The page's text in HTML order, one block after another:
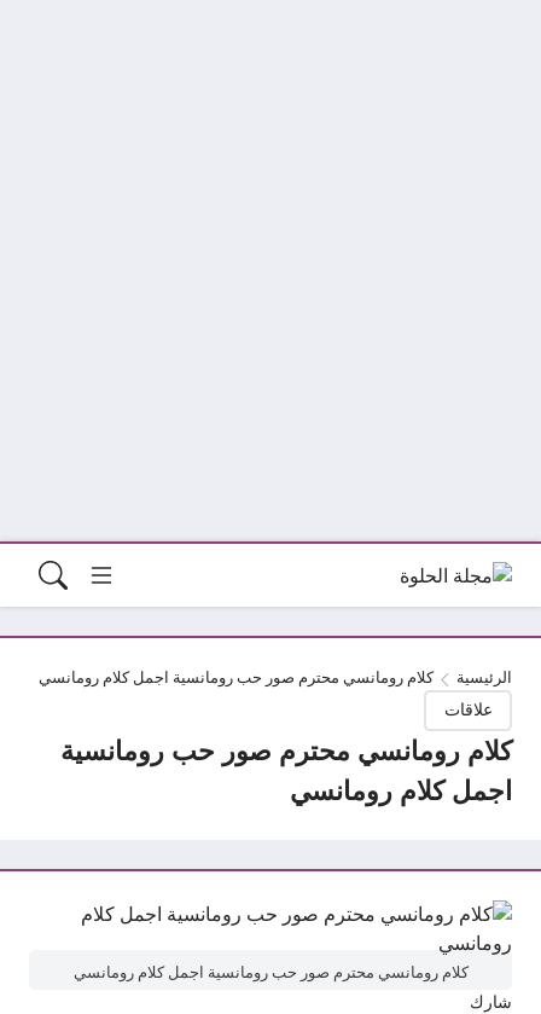
الرئيسية كلام رومانسي محترم صور حب رومانسية اجمل كلام رومانسي
علاقات
كلام رومانسي محترم صور حب رومانسية
اجمل كلام رومانسي
كلام رومانسي محترم صور حب رومانسية اجمل كلام رومانسي
شارك